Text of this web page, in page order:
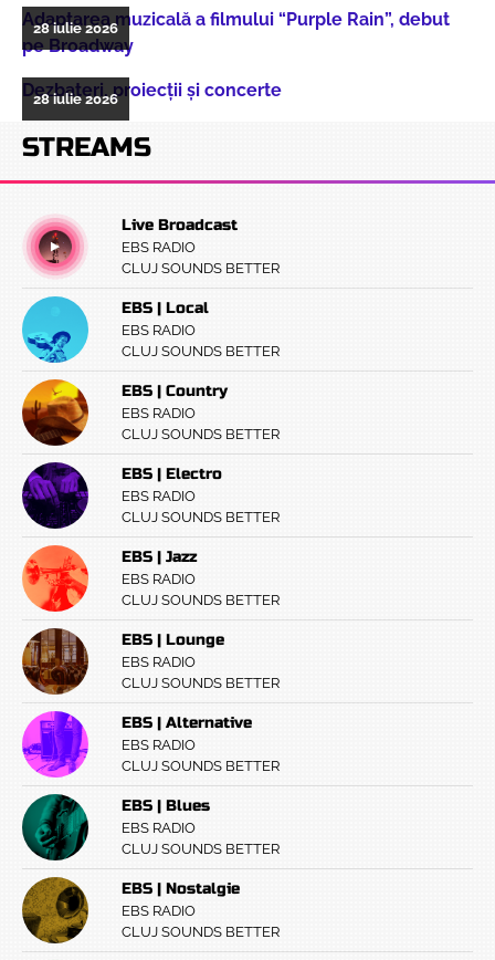
Adaptarea muzicală a filmului “Purple Rain”, debut
pe Broadway
28 iulie 2026
Dezbateri, proiecţii şi concerte
28 iulie 2026
STREAMS
Live Broadcast
EBS RADIO
CLUJ SOUNDS BETTER
EBS | Local
EBS RADIO
CLUJ SOUNDS BETTER
EBS | Country
EBS RADIO
CLUJ SOUNDS BETTER
EBS | Electro
EBS RADIO
CLUJ SOUNDS BETTER
EBS | Jazz
EBS RADIO
CLUJ SOUNDS BETTER
EBS | Lounge
EBS RADIO
CLUJ SOUNDS BETTER
EBS | Alternative
EBS RADIO
CLUJ SOUNDS BETTER
EBS | Blues
EBS RADIO
CLUJ SOUNDS BETTER
EBS | Nostalgie
EBS RADIO
CLUJ SOUNDS BETTER